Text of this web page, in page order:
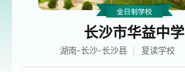
长沙市华益中学
湖南-长沙-长沙县 复读学校